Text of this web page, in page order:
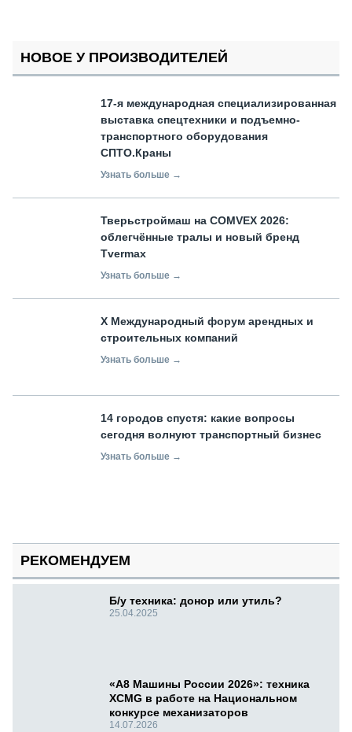
НОВОЕ У ПРОИЗВОДИТЕЛЕЙ
17-я международная специализированная
выставка спецтехники и подъемно-
транспортного оборудования
СПТО.Краны
Узнать больше →
Тверьстроймаш на COMVEX 2026:
облегчённые тралы и новый бренд
Tvermax
Узнать больше →
X Международный форум арендных и
строительных компаний
Узнать больше →
14 городов спустя: какие вопросы
сегодня волнуют транспортный бизнес
Узнать больше →
РЕКОМЕНДУЕМ
Б/у техника: донор или утиль?
25.04.2025
«А8 Машины России 2026»: техника
XCMG в работе на Национальном
конкурсе механизаторов
14.07.2026